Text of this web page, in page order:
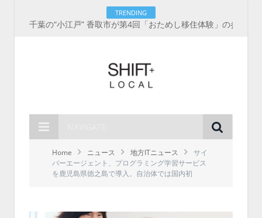
TRENDING
Home ニュース 地方ITニュース
サイ
バーエージェント、プログラミング学習サービス
を鹿児島県徳之島で導入。自治体では国内初